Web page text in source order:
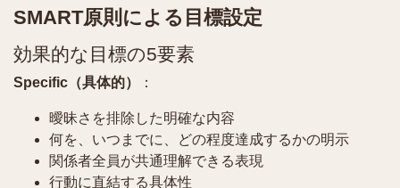
SMART原則による目標設定
効果的な目標の5要素
Specific（具体的） ：
曖昧さを排除した明確な内容
何を、いつまでに、どの程度達成するかの明示
関係者全員が共通理解できる表現
行動に直結する具体性